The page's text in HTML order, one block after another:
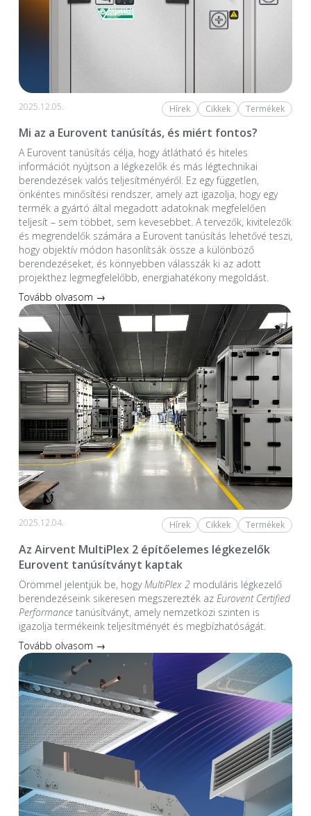
2025.12.05. Hírek Cikkek Termékek
Mi az a Eurovent tanúsítás, és miért fontos?
A Eurovent tanúsítás célja, hogy átlátható és hiteles
információt nyújtson a légkezelők és más légtechnikai
berendezések valós teljesítményéről. Ez egy független,
önkéntes minősítési rendszer, amely azt igazolja, hogy egy
termék a gyártó által megadott adatoknak megfelelően
teljesít – sem többet, sem kevesebbet. A tervezők, kivitelezők
és megrendelők számára a Eurovent tanúsítás lehetővé teszi,
hogy objektív módon hasonlítsák össze a különböző
berendezéseket, és könnyebben válasszák ki az adott
projekthez legmegfelelőbb, energiahatékony megoldást.
Tovább olvasom →
2025.12.04. Hírek Cikkek Termékek
Az Airvent MultiPlex 2 építőelemes légkezelők
Eurovent tanúsítványt kaptak
Örömmel jelentjük be, hogyMultiPlex 2moduláris légkezelő
berendezéseink sikeresen megszerezték az Eurovent Certified
Performancetanúsítványt, amely nemzetközi szinten is
igazolja termékeink teljesítményét és megbízhatóságát.
Tovább olvasom →